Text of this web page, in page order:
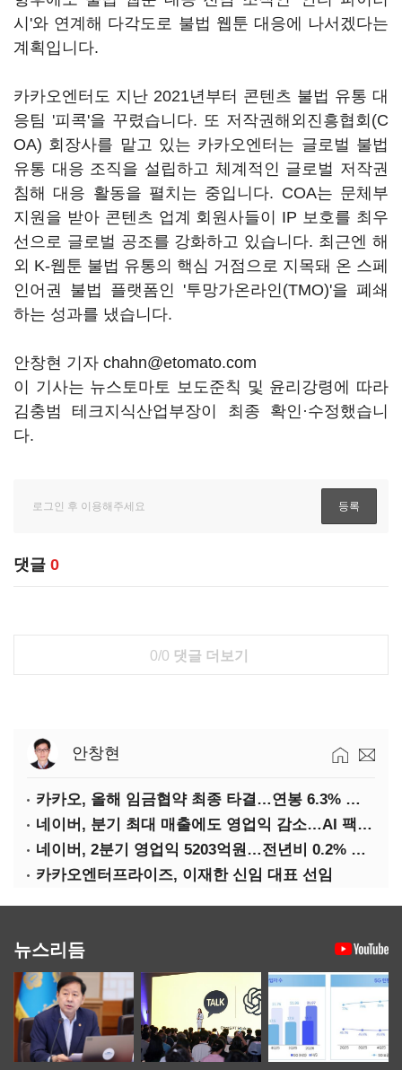
시'와 연계해 다각도로 불법 웹툰 대응에 나서겠다는
계획입니다.
카카오엔터도 지난 2021년부터 콘텐츠 불법 유통 대
응팀 '피콕'을 꾸렸습니다. 또 저작권해외진흥협회(C
OA) 회장사를 맡고 있는 카카오엔터는 글로벌 불법
유통 대응 조직을 설립하고 체계적인 글로벌 저작권
침해 대응 활동을 펼치는 중입니다. COA는 문체부
지원을 받아 콘텐츠 업계 회원사들이 IP 보호를 최우
선으로 글로벌 공조를 강화하고 있습니다. 최근엔 해
외 K-웹툰 불법 유통의 핵심 거점으로 지목돼 온 스페
인어권 불법 플랫폼인 '투망가온라인(TMO)'을 폐쇄
하는 성과를 냈습니다.
안창현 기자 chahn@etomato.com
이 기사는 뉴스토마토 보도준칙 및 윤리강령에 따라
김충범 테크지식산업부장이 최종 확인·수정했습니
다.
댓글 0
0/0 댓글 더보기
안창현
카카오, 올해 임금협약 최종 타결…연봉 6.3% 인상·격려금 300만원
네이버, 분기 최대 매출에도 영업익 감소…AI 팩토리 속도
네이버, 2분기 영업익 5203억원…전년비 0.2% 감소
카카오엔터프라이즈, 이재한 신임 대표 선임
뉴스리듬